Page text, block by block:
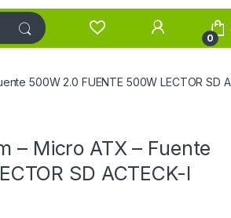
0
500W 2.0 FUENTE 500W LECTOR SD
– Micro ATX – Fuente
SD ACTECK-I